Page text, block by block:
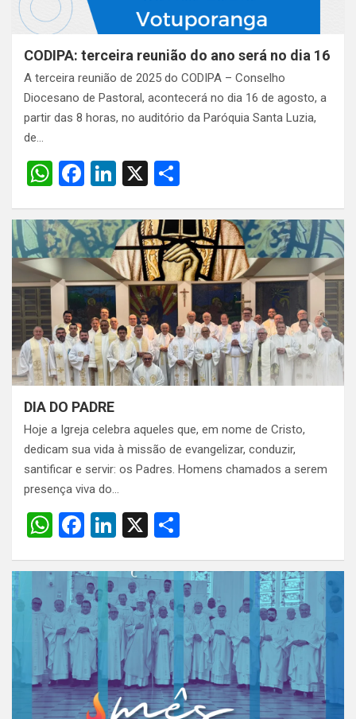
CODIPA: terceira reunião do ano será no dia 16
A terceira reunião de 2025 do CODIPA – Conselho
Diocesano de Pastoral, acontecerá no dia 16 de agosto, a
partir das 8 horas, no auditório da Paróquia Santa Luzia,
de…
W
at
s
A
p
F
ce
b
o
o
k
Li
ke
dI
n
X
ar
e
DIA DO PADRE
Hoje a Igreja celebra aqueles que, em nome de Cristo,
dedicam sua vida à missão de evangelizar, conduzir,
santificar e servir: os Padres. Homens chamados a serem
presença viva do…
W
at
s
A
p
p
F
ce
b
o
o
k
Li
ke
dI
n
X
ar
e